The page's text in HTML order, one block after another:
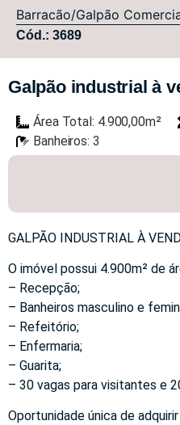
Barracão/Galpão
Cód.: 3689
Galpão industrial à
Área Total: 4.900,00m²
Banheiros: 3
GALPÃO INDUSTRIAL À
O imóvel possui 4.900m² de
– Recepção;
– Banheiros masculino e
– Refeitório;
– Enfermaria;
– Guarita;
– 30 vagas para visitantes e
Oportunidade única de